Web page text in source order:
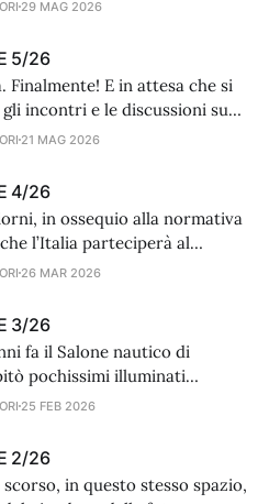
durante la sessione
pesca, di una delle quattro
lampuga, alalunga,
pesce spada. L’obiettivo è
29 MAG 2026
5/26
Finalmente! E in attesa che si
incontri e le discussioni su
la sua entrata in vigore, attesa
di pesca. Stiamo
un periodo attesissimo,
un po’ per tutti, ma
21 MAG 2026
4/26
in ossequio alla normativa
l’Italia parteciperà al
di monitoraggio della
paesi rivieraschi, che tutti
italiani, siamo tenuti a
come buoni e
cittadini. Il fine è quello di
26 MAR 2026
3/26
fa il Salone nautico di
pochissimi illuminati
pesca sportiva. Allora
stesse germogliando. Ma
dopo pochi anni, quei
intraprendenti operatori,
25 FEB 2026
2/26
scorso, in questo stesso spazio,